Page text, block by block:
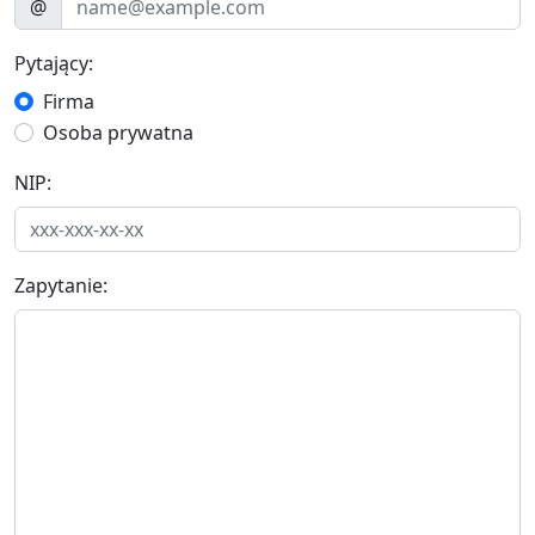
@
Pytający:
Firma
Osoba prywatna
NIP:
Zapytanie: